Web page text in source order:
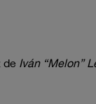
de Iván “Melon”